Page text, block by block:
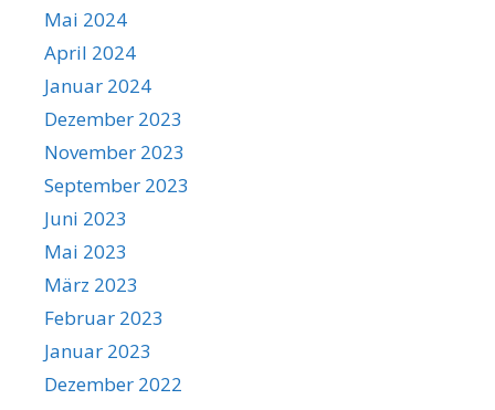
Mai 2024
April 2024
Januar 2024
Dezember 2023
November 2023
September 2023
Juni 2023
Mai 2023
März 2023
Februar 2023
Januar 2023
Dezember 2022